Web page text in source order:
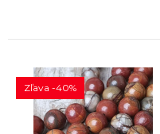
Zľava -40%